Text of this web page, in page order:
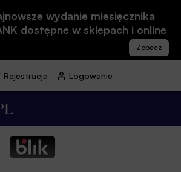
wydanie miesięcznika
dostępne w sklepach i online
Rejestracja Logowanie